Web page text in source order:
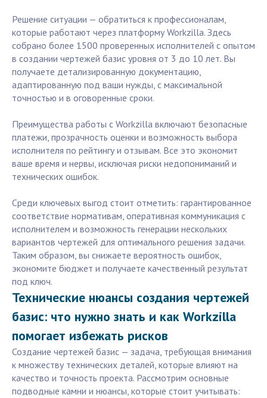
Решение ситуации — обратиться к профессионалам,
которые работают через платформу Workzilla. Здесь
собрано более 1500 проверенных исполнителей с опытом
в создании чертежей базис уровня от 3 до 10 лет. Вы
получаете детализированную документацию,
адаптированную под ваши нужды, с максимальной
точностью и в оговоренные сроки.
Преимущества работы с Workzilla включают безопасные
платежи, прозрачность оценки и возможность выбора
исполнителя по рейтингу и отзывам. Все это экономит
ваше время и нервы, исключая риски недопониманий и
технических ошибок.
Среди ключевых выгод стоит отметить: гарантированное
соответствие нормативам, оперативная коммуникация с
исполнителем и возможность генерации нескольких
вариантов чертежей для оптимального решения задачи.
Таким образом, вы снижаете вероятность ошибок,
экономите бюджет и получаете качественный результат
под ключ.
Технические нюансы создания чертежей
базис: что нужно знать и как Workzilla
помогает избежать рисков
Создание чертежей базис — задача, требующая внимания
к множеству технических деталей, которые влияют на
качество и точность проекта. Рассмотрим основные
подводные камни и нюансы, которые стоит учитывать: